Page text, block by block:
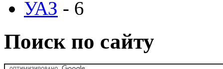
УАЗ - 6
Поиск по сайту